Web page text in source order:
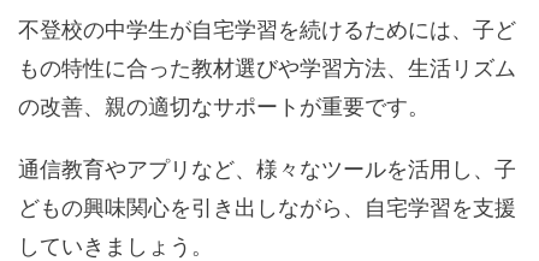
不登校の中学生が自宅学習を続けるためには、子ど
もの特性に合った教材選びや学習方法、生活リズム
の改善、親の適切なサポートが重要です。
通信教育やアプリなど、様々なツールを活用し、子
どもの興味関心を引き出しながら、自宅学習を支援
していきましょう。